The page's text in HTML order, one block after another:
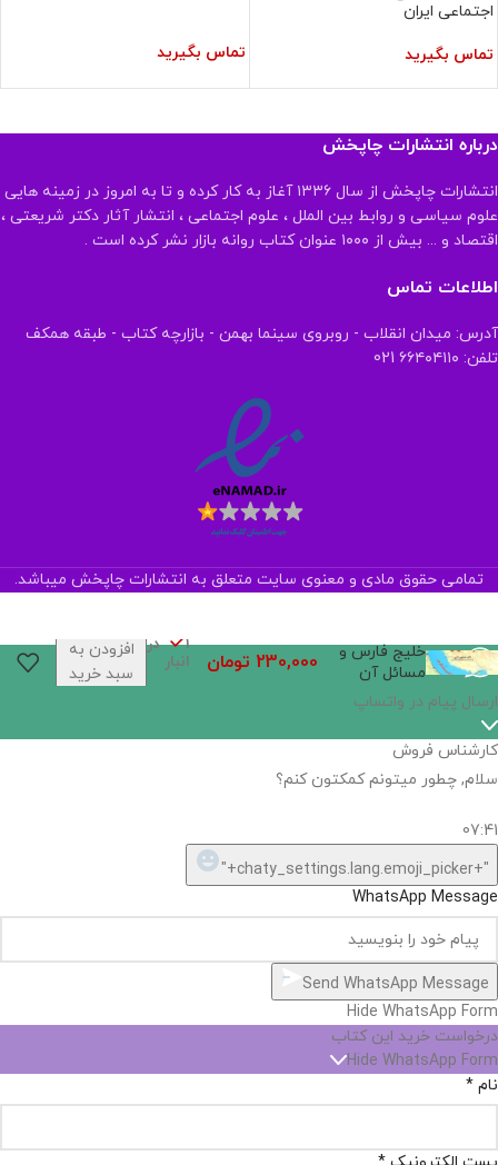
اجتماعی ایران
تماس بگیرید تماس بگیرید
درباره انتشارات چاپخش
انتشارات چاپخش از سال ۱۳۳۶ آغاز به کار کرده و تا به امروز در زمینه هایی
علوم سیاسی و روابط بین الملل ، علوم اجتماعی ، انتشار آثار دکتر شریعتی ،
اقتصاد و ... بیش از ۱۰۰۰ عنوان کتاب روانه بازار نشر کرده است .
اطلاعات تماس
آدرس: میدان انقلاب - روبروی سینما بهمن - بازارچه کتاب - طبقه همکف
تلفن: ۶۶۴۰۴۱۱۰ 021
تمامی حقوق مادی و معنوی سایت متعلق به انتشارات چاپخش میباشد.
خلیج فارس و
مسائل آن
230,000 تومان
1 در
انبار
افزودن به
سبد خرید
ارسال پیام در واتساپ
کارشناس فروش
سلام, چطور میتونم کمکتون کنم؟
07:41
"+chaty_settings.lang.emoji_picker+"
WhatsApp Message
Send WhatsApp Message
Hide WhatsApp Form
درخواست خرید این کتاب
Hide WhatsApp Form
نام *